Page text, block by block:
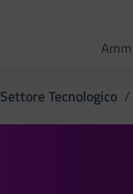
Settore Tecnologico